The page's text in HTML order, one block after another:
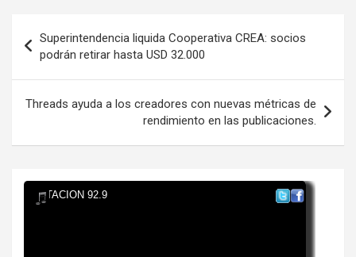
de
entradas
Superintendencia liquida Cooperativa CREA: socios
podrán retirar hasta USD 32.000
Threads ayuda a los creadores con nuevas métricas de
rendimiento en las publicaciones.